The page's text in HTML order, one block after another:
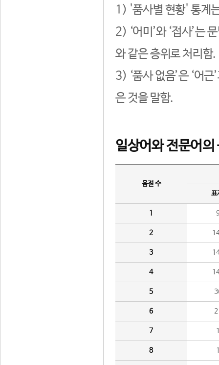
1) '품사별 현황' 통계
2) ‘어미’와 ‘접사’는
와 같은 층위로 처리함.
3) ‘품사 없음’은 ‘어
은 것을 말함.
일상어와 전문어의
음절 수
표
1
2
3
4
5
6
7
8